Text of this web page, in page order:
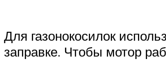
Для газонокосилок
заправке. Чтобы мотор